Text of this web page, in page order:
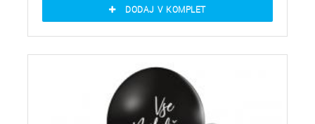
DODAJ V KOMPLET